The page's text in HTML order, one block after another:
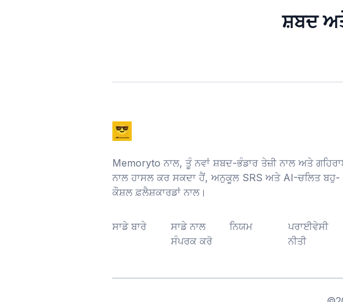
ਸ਼ਬਦ
Memoryto ਨਾਲ, ਤੂੰ ਨਵਾਂ ਸ਼ਬਦ-ਭੰਡਾਰ ਤੇਜ਼ੀ ਨਾਲ ਅਤੇ
ਨਾਲ ਹਾਸਲ ਕਰ ਸਕਦਾ ਹੈਂ, ਅਨੁਕੂਲ SRS ਅਤੇ AI-ਚਲਿਤ ਬਹੁ-
ਕੌਸ਼ਲ ਫ਼ਲੈਸ਼ਕਾਰਡਾਂ ਨਾਲ।
ਸਾਡੇ ਬਾਰੇ
ਸਾਡੇ ਨਾਲ
ਸੰਪਰਕ ਕਰੋ
ਨਿਯਮ
ਪਰਾਈਵੇਸੀ
ਨੀਤੀ